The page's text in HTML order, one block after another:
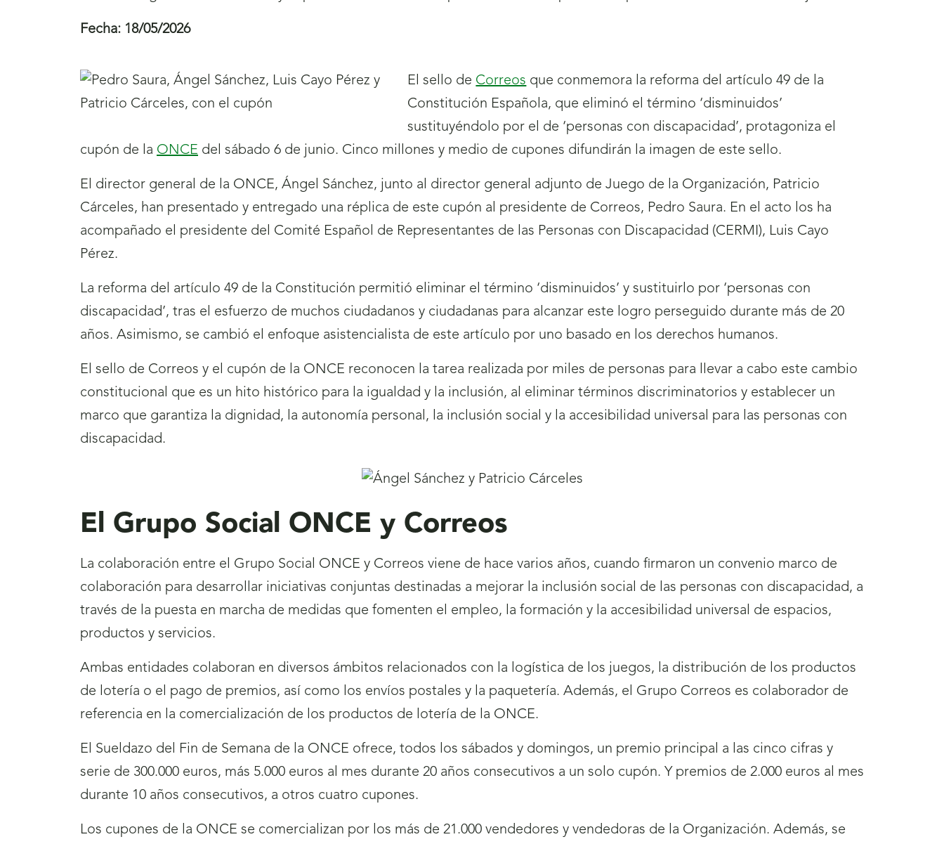
Fecha: 18/05/2026
El sello de Correos que conmemora la reforma del artículo 49 de la
Constitución Española, que eliminó el término ‘disminuidos’
sustituyéndolo por el de ‘personas con discapacidad’, protagoniza el
cupón de la ONCE del sábado 6 de junio. Cinco millones y medio de cupones difundirán la imagen de este sello.
El director general de la ONCE, Ángel Sánchez, junto al director general adjunto de Juego de la Organización, Patricio
Cárceles, han presentado y entregado una réplica de este cupón al presidente de Correos, Pedro Saura. En el acto los ha
acompañado el presidente del Comité Español de Representantes de las Personas con Discapacidad (CERMI), Luis Cayo
Pérez.
La reforma del artículo 49 de la Constitución permitió eliminar el término ‘disminuidos’ y sustituirlo por ‘personas con
discapacidad’, tras el esfuerzo de muchos ciudadanos y ciudadanas para alcanzar este logro perseguido durante más de 20
años. Asimismo, se cambió el enfoque asistencialista de este artículo por uno basado en los derechos humanos.
El sello de Correos y el cupón de la ONCE reconocen la tarea realizada por miles de personas para llevar a cabo este cambio
constitucional que es un hito histórico para la igualdad y la inclusión, al eliminar términos discriminatorios y establecer un
marco que garantiza la dignidad, la autonomía personal, la inclusión social y la accesibilidad universal para las personas con
discapacidad.
El Grupo Social ONCE y Correos
La colaboración entre el Grupo Social ONCE y Correos viene de hace varios años, cuando firmaron un convenio marco de
colaboración para desarrollar iniciativas conjuntas destinadas a mejorar la inclusión social de las personas con discapacidad, a
través de la puesta en marcha de medidas que fomenten el empleo, la formación y la accesibilidad universal de espacios,
productos y servicios.
Ambas entidades colaboran en diversos ámbitos relacionados con la logística de los juegos, la distribución de los productos
de lotería o el pago de premios, así como los envíos postales y la paquetería. Además, el Grupo Correos es colaborador de
referencia en la comercialización de los productos de lotería de la ONCE.
El Sueldazo del Fin de Semana de la ONCE ofrece, todos los sábados y domingos, un premio principal a las cinco cifras y
serie de 300.000 euros, más 5.000 euros al mes durante 20 años consecutivos a un solo cupón. Y premios de 2.000 euros al mes
durante 10 años consecutivos, a otros cuatro cupones.
Los cupones de la ONCE se comercializan por los más de 21.000 vendedores y vendedoras de la Organización. Además, se